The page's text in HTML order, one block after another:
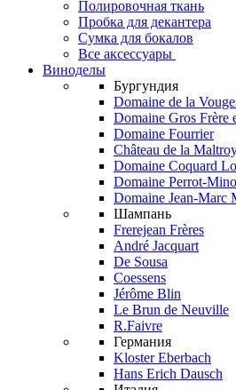
Полировочная ткань
Пробка для декантера
Сумка для бокалов
Все аксессуары
Виноделы
Бургундия
Domaine de la
Domaine Gros Frère
Domaine Fourrier
Château de la
Domaine Coquard
Domaine Perrot-
Domaine Jean-Marc
Шампань
Frerejean Frères
André Jacquart
De Sousa
Coessens
Jérôme Blin
Le Brun de Neuville
R.Faivre
Германия
Kloster Eberbach
Hans Erich Dausch